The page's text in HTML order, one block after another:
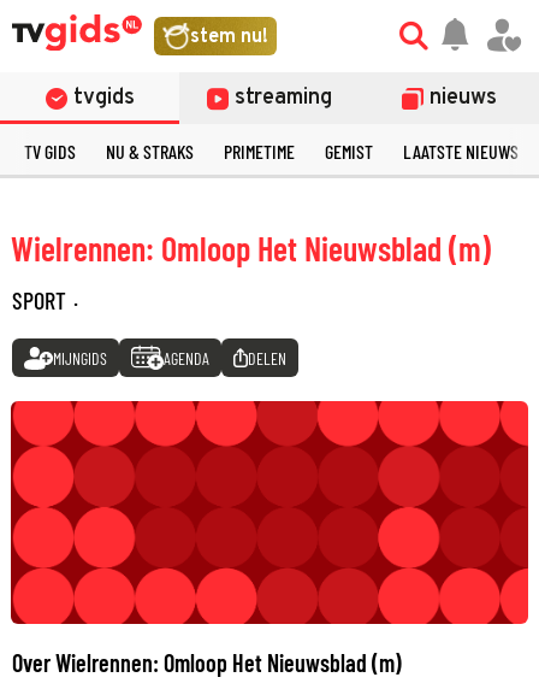
stem nu!
tvgids streaming nieuws
TV GIDS NU & STRAKS PRIMETIME GEMIST LAATSTE NIEUWS
Wielrennen: Omloop Het Nieuwsblad (m)
SPORT ·
MIJNGIDS AGENDA DELEN
Over Wielrennen: Omloop Het Nieuwsblad (m)